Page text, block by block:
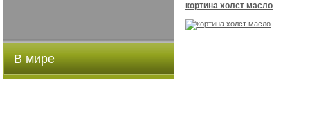
В мире
кортина холст масло